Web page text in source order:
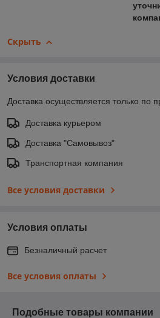
Скрыть
Условия доставки
Доставка осуществляется только по
Доставка курьером
Доставка "Самовывоз"
Транспортная компания
Все условия доставки
Условия оплаты
Безналичный расчет
Все условия оплаты
Подобные товары компании